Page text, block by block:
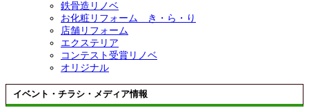
鉄骨造リノベ
お化粧リフォーム き・ら・り
店舗リフォーム
エクステリア
コンテスト受賞リノベ
オリジナル
イベント・チラシ・メディア情報